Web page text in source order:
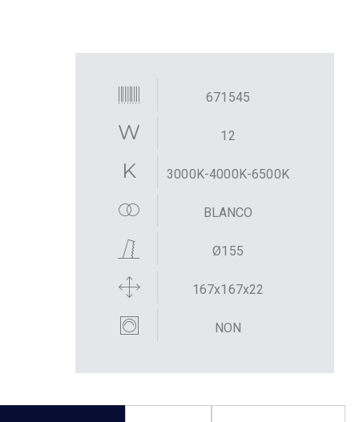
671545
12
3000K-4000K-6500K
BLANCO
Ø155
167x167x22
NON